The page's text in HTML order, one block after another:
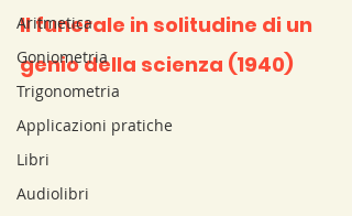
Aritmetica
Goniometria
Trigonometria
Applicazioni pratiche
Libri
Audiolibri
Il funerale in solitudine di un
genio della scienza (1940)